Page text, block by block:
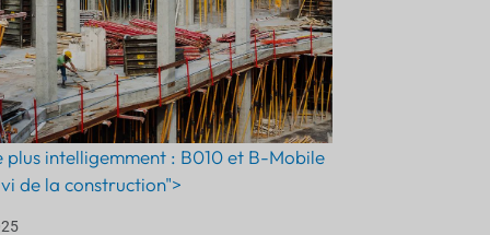
plus intelligemment : B010 et B-Mobile
de la construction">